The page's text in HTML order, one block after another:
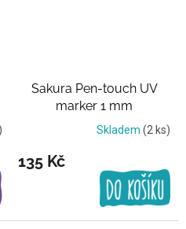
Sakura Pen-touch UV
marker 1 mm
Transparentní UV barva
Skladem (2 ks)
135 Kč